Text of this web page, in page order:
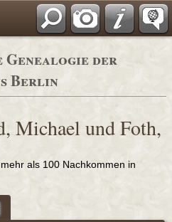
Adressbücher
der
Berlin
Michael und Foth,
als 100 Nachkommen in